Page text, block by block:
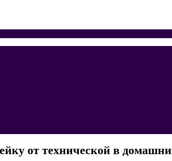
от технической в